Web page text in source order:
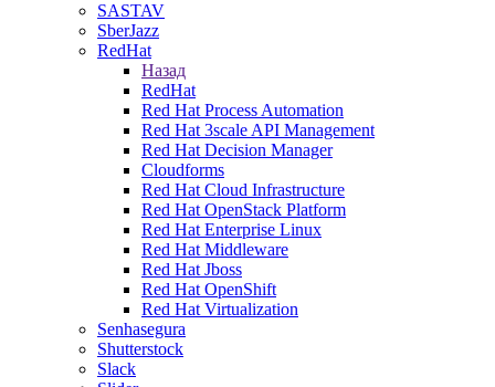
SASTAV
SberJazz
RedHat
Назад
RedHat
Red Hat Process Automation
Red Hat 3scale API Management
Red Hat Decision Manager
Cloudforms
Red Hat Cloud Infrastructure
Red Hat OpenStack Platform
Red Hat Enterprise Linux
Red Hat Middleware
Red Hat Jboss
Red Hat OpenShift
Red Hat Virtualization
Senhasegura
Shutterstock
Slack